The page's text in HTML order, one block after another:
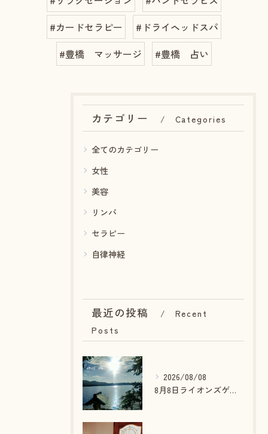
#カードセラピー
#ドライヘッドスパ
#豊橋 マッサージ
#豊橋 占い
カテゴリー Categories
全てのカテゴリー
女性
美容
リンパ
セラピー
自律神経
最近の投稿
Recent
Posts
2026/08/08
8月8日ライオンズゲート最大開放